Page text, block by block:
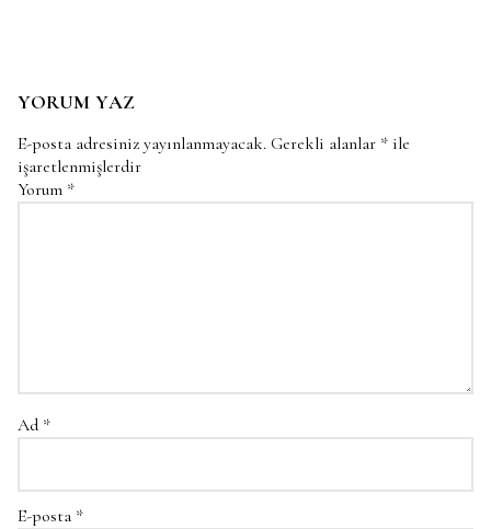
YORUM YAZ
E-posta adresiniz yayınlanmayacak. Gerekli alanlar * ile
işaretlenmişlerdir
Yorum *
Ad *
E-posta *